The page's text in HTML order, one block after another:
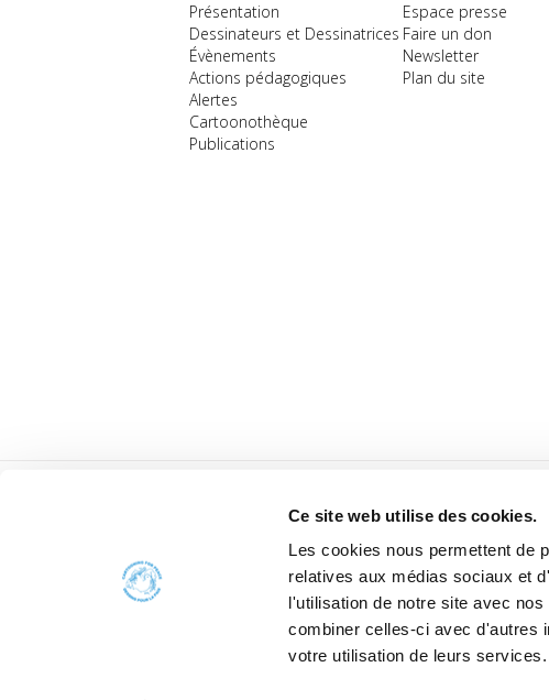
Ce site web utilise des cookies.
Les cookies nous permettent de
relatives aux médias sociaux et
l'utilisation de notre site avec
combiner celles-ci avec d'autres
votre utilisation de leurs services.
Présentation
Dessinateurs et Dessinatrices
Évènements
Actions pédagogiques
Alertes
Cartoonothèque
Publications
Espace presse
Faire un don
Newsletter
Plan du site
Site